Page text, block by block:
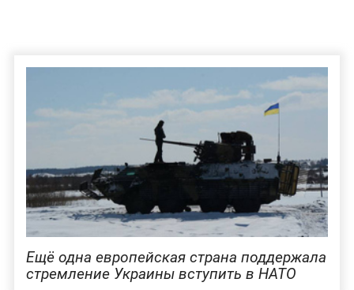
Ещё одна европейская страна поддержала
стремление Украины вступить в НАТО